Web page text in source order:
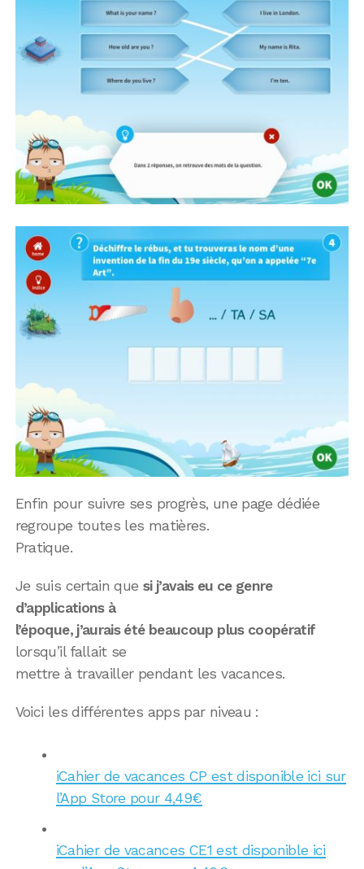
Enfin pour suivre ses progrès, une page dédiée
regroupe toutes les matières.
Pratique.
Je suis certain que si j’avais eu ce genre
d’applications à
l’époque, j’aurais été beaucoup plus coopératif
lorsqu’il fallait se
mettre à travailler pendant les vacances.
Voici les différentes apps par niveau :
iCahier de vacances CP est disponible ici sur
l’App Store pour 4,49€
iCahier de vacances CE1 est disponible ici